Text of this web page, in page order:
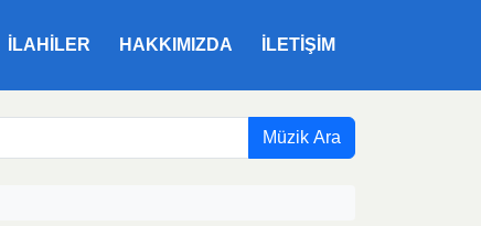
ILAHILER HAKKIMIZDA İLETIŞIM
Müzik Ara